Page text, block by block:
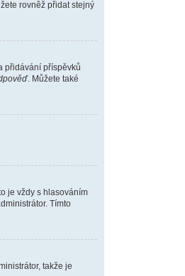
rovněž přidat stejný
přidávání příspěvků
. Můžete také
je vždy s hlasováním
Tímto
takže je